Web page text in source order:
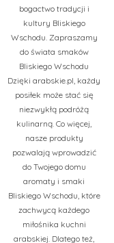
bogactwo tradycji i
kultury Bliskiego
Wschodu. Zapraszamy
do świata smaków
Bliskiego Wschodu
Dzięki arabskie.pl, każdy
posiłek może stać się
niezwykłą podróżą
kulinarną. Co więcej,
nasze produkty
pozwalają wprowadzić
do Twojego domu
aromaty i smaki
Bliskiego Wschodu, które
zachwycą każdego
miłośnika kuchni
arabskiej. Dlatego też,